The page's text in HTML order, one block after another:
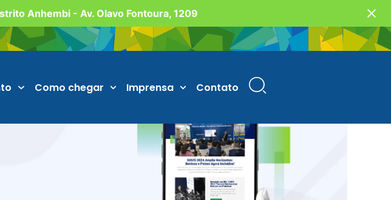
Anhembi - Av. Olavo Fontoura, 1209
Como chegar Imprensa Contato